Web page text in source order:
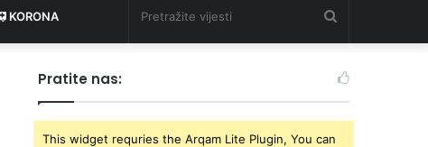
KORONA
vijesti
Pratite nas:
This widget requries the Arqam Lite Plugin, You can